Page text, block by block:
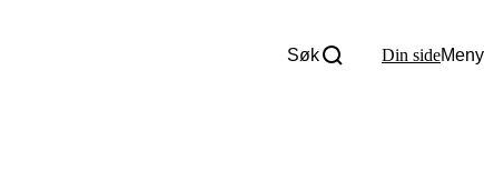
Søk Din sideMeny